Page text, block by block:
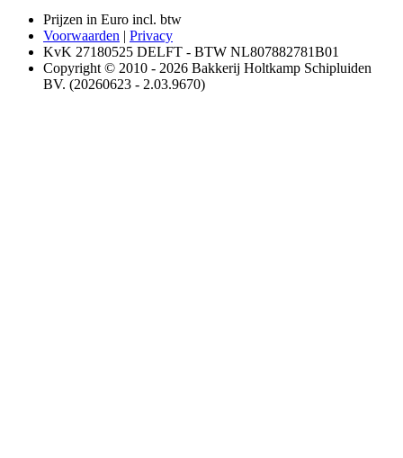
Prijzen in Euro incl. btw
Voorwaarden | Privacy
KvK 27180525 DELFT - BTW NL807882781B01
Copyright © 2010 - 2026 Bakkerij Holtkamp Schipluiden
BV. (20260623 - 2.03.9670)